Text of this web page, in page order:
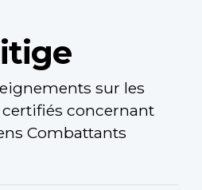
sur les
concernant
Combattants